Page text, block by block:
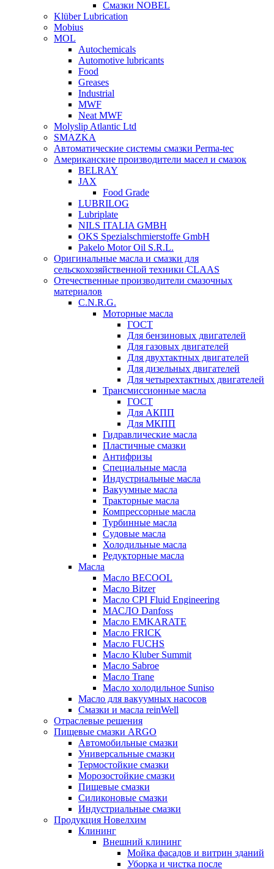
Смазки NOBEL
Klüber Lubrication
Mobius
MOL
Autochemicals
Automotive lubricants
Food
Greases
Industrial
MWF
Neat MWF
Molyslip Atlantic Ltd
SMAZKA
Автоматические системы смазки Perma-tec
Американские производители масел и смазок
BELRAY
JAX
Food Grade
LUBRILOG
Lubriplate
NILS ITALIA GMBH
OKS Spezialschmierstoffe GmbH
Pakelo Motor Oil S.R.L.
Оригинальные масла и смазки для
сельскохозяйственной техники CLAAS
Отечественные производители смазочных
материалов
C.N.R.G.
Моторные масла
ГОСТ
Для бензиновых двигателей
Для газовых двигателей
Для двухтактных двигателей
Для дизельных двигателей
Для четырехтактных двигателей
Трансмиссионные масла
ГОСТ
Для АКПП
Для МКПП
Гидравлические масла
Пластичные смазки
Антифризы
Специальные масла
Индустриальные масла
Вакуумные масла
Тракторные масла
Компрессорные масла
Турбинные масла
Судовые масла
Холодильные масла
Редукторные масла
Масла
Масло BECOOL
Масло Bitzer
Масло CPI Fluid Engineering
МАСЛО Danfoss
Масло EMKARATE
Масло FRICK
Масло FUCHS
Масло Kluber Summit
Масло Sabroe
Масло Trane
Масло холодильное Suniso
Масло для вакуумных насосов
Смазки и масла reinWell
Отраслевые решения
Пищевые смазки ARGO
Автомобильные смазки
Универсальные смазки
Термостойкие смазки
Морозостойкие смазки
Пищевые смазки
Силиконовые смазки
Индустриальные смазки
Продукция Новелхим
Клининг
Внешний клининг
Мойка фасадов и витрин зданий
Уборка и чистка после